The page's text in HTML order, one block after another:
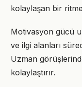
kolaylaşan bir
Motivasyon gücü
ve ilgi alanları
Uzman
kolaylaştırır.